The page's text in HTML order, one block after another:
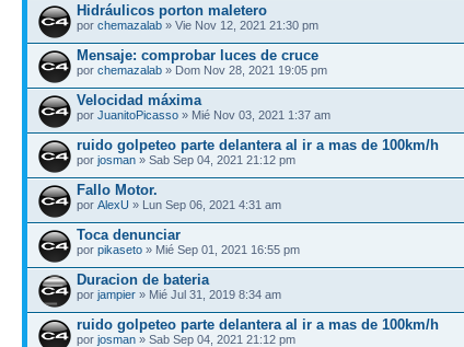
Hidráulicos porton maletero
por chemazalab » Vie Nov 12, 2021 21:30 pm
Mensaje: comprobar luces de cruce
por chemazalab » Dom Nov 28, 2021 19:05 pm
Velocidad máxima
por JuanitoPicasso » Mié Nov 03, 2021 1:37 am
ruido golpeteo parte delantera al ir a mas de 100km/h
por josman » Sab Sep 04, 2021 21:12 pm
Fallo Motor.
por AlexU » Lun Sep 06, 2021 4:31 am
Toca denunciar
por pikaseto » Mié Sep 01, 2021 16:55 pm
Duracion de bateria
por jampier » Mié Jul 31, 2019 8:34 am
ruido golpeteo parte delantera al ir a mas de 100km/h
por josman » Sab Sep 04, 2021 21:12 pm